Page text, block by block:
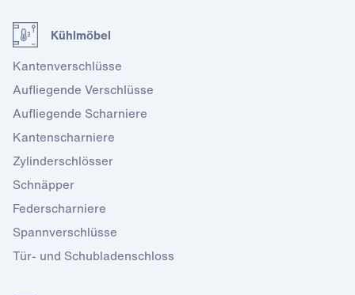
Kühlmöbel
Kantenverschlüsse
Aufliegende Verschlüsse
Aufliegende Scharniere
Kantenscharniere
Zylinderschlösser
Schnäpper
Federscharniere
Spannverschlüsse
Tür- und Schubladenschloss